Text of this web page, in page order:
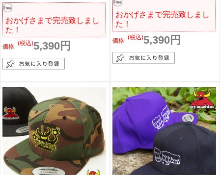
おかげさまで完売致しまし
た！
価格 5,390円
(税込)
おかげさまで完売致しまし
た！
価格 5,390円
(税込)